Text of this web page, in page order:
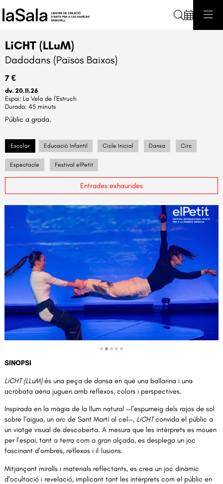
LiCHT (LLuM)
Dadodans (Països Baixos)
7 €
dv. 20.11.26
La Vela de l'Estruch
Durada: 45 minuts
Públic a grada.
Escolar Educació Infantil Cicle Inicial Dansa Circ
Espectacle Festival elPetit
Entrades exhaurides
Diapositiva 2 de 5: LiCHT (LLuM) | Dadodans | © Ben Van Duin
SINOPSI
LiCHT (LLuM) és una peça de dansa en què una ballarina i una
acròbata aèria juguen amb reflexos, colors i perspectives.
Inspirada en la màgia de la llum natural —l’espurneig dels rajos de sol
sobre l’aigua, un arc de Sant Martí al cel—, LiCHT convida el públic a
un viatge visual de descoberta. A mesura que les intèrprets es mouen
per l’espai, tant a terra com a gran alçada, es desplega un joc
fascinant d’ombres, reflexos i il·lusions.
Mitjançant miralls i materials reflectants, es crea un joc dinàmic
d’ocultació i revelació, implicant tant les intèrprets com el públic en